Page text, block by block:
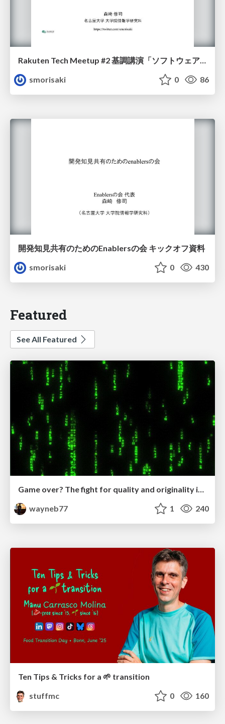
Rakuten Tech Meetup #2 基調講演「ソフトウェア開発活動のデータとアナリティクスの3原則」
smorisaki
0 86
開発知見共有のためのEnablersの会 キックオフ資料
smorisaki
0 430
Featured
See All Featured
Game over? The fight for quality and originality in the time of robots
wayneb77
1 240
Ten Tips & Tricks for a 🌱 transition
stuffmc
0 160